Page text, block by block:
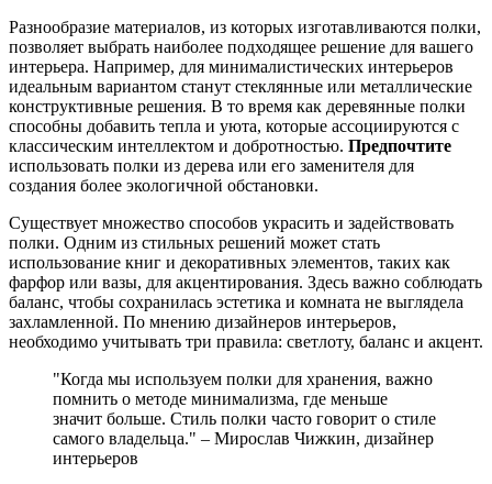
Разнообразие материалов, из которых изготавливаются полки,
позволяет выбрать наиболее подходящее решение для вашего
интерьера. Например, для минималистических интерьеров
идеальным вариантом станут стеклянные или металлические
конструктивные решения. В то время как деревянные полки
способны добавить тепла и уюта, которые ассоциируются с
классическим интеллектом и добротностью. Предпочтите
использовать полки из дерева или его заменителя для
создания более экологичной обстановки.
Существует множество способов украсить и задействовать
полки. Одним из стильных решений может стать
использование книг и декоративных элементов, таких как
фарфор или вазы, для акцентирования. Здесь важно соблюдать
баланс, чтобы сохранилась эстетика и комната не выглядела
захламленной. По мнению дизайнеров интерьеров,
необходимо учитывать три правила: светлоту, баланс и акцент.
"Когда мы используем полки для хранения, важно
помнить о методе минимализма, где меньше
значит больше. Стиль полки часто говорит о стиле
самого владельца." – Мирослав Чижкин, дизайнер
интерьеров